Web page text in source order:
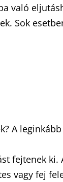
való
Sok
A
fejtenek ki.
vagy fej